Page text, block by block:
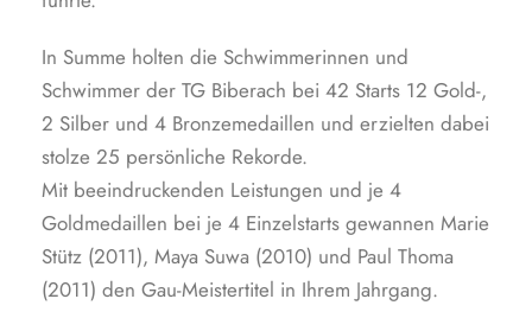
In Summe holten die Schwimmerinnen und
Schwimmer der TG Biberach bei 42 Starts 12 Gold-,
2 Silber und 4 Bronzemedaillen und erzielten dabei
stolze 25 persönliche Rekorde.
Mit beeindruckenden Leistungen und je 4
Goldmedaillen bei je 4 Einzelstarts gewannen Marie
Stütz (2011), Maya Suwa (2010) und Paul Thoma
(2011) den Gau-Meistertitel in Ihrem Jahrgang.